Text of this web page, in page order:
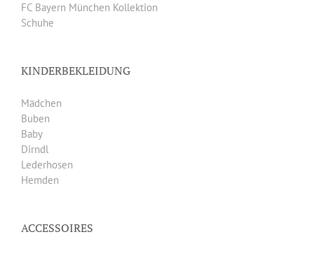
FC Bayern München Kollektion
Schuhe
KINDERBEKLEIDUNG
Mädchen
Buben
Baby
Dirndl
Lederhosen
Hemden
ACCESSOIRES